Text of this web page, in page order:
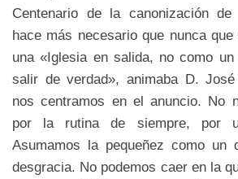
Centenario de la canonización
hace más necesario que nunca
una «Iglesia en salida, no como un
salir de verdad», animaba D.
nos centramos en el anuncio. No
por la rutina de siempre, por
Asumamos la pequeñez como un
desgracia. No podemos caer en la